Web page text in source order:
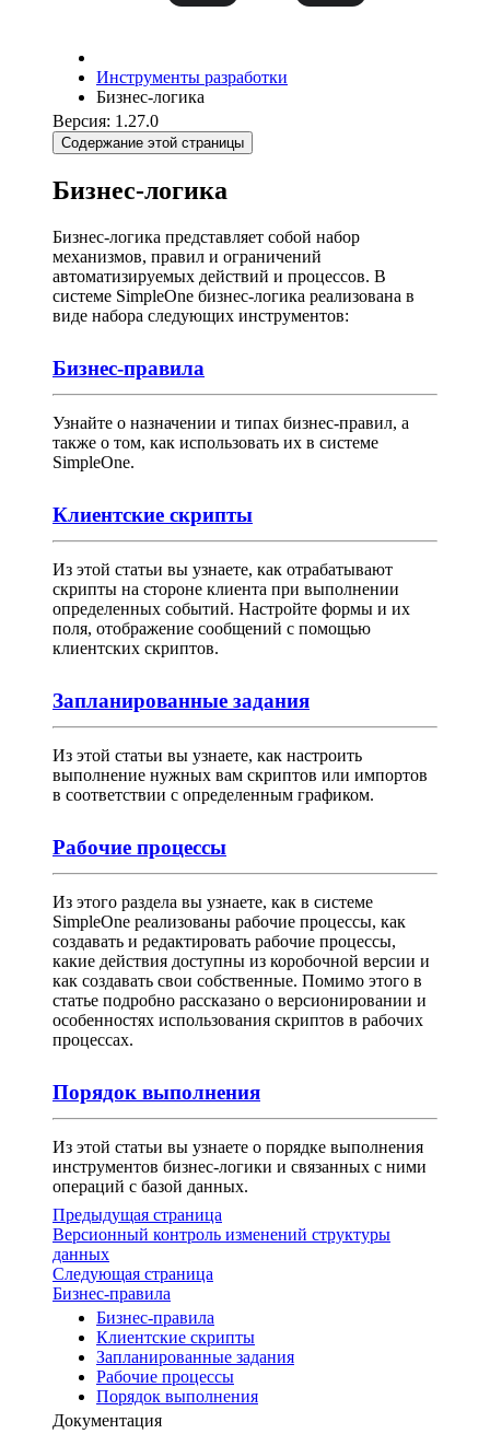
Инструменты разработки
Бизнес-логика
Версия: 1.27.0
Содержание этой страницы
Бизнес-логика
Бизнес-логика представляет собой набор
механизмов, правил и ограничений
автоматизируемых действий и процессов. В
системе SimpleOne бизнес-логика реализована в
виде набора следующих инструментов:
Бизнес-правила
Узнайте о назначении и типах бизнес-правил, а
также о том, как использовать их в системе
SimpleOne.
Клиентские скрипты
Из этой статьи вы узнаете, как отрабатывают
скрипты на стороне клиента при выполнении
определенных событий. Настройте формы и их
поля, отображение сообщений с помощью
клиентских скриптов.
Запланированные задания
Из этой статьи вы узнаете, как настроить
выполнение нужных вам скриптов или импортов
в соответствии с определенным графиком.
Рабочие процессы
Из этого раздела вы узнаете, как в системе
SimpleOne реализованы рабочие процессы, как
создавать и редактировать рабочие процессы,
какие действия доступны из коробочной версии и
как создавать свои собственные. Помимо этого в
статье подробно рассказано о версионировании и
особенностях использования скриптов в рабочих
процессах.
Порядок выполнения
Из этой статьи вы узнаете о порядке выполнения
инструментов бизнес-логики и связанных с ними
операций с базой данных.
Предыдущая страница
Версионный контроль изменений структуры
данных
Следующая страница
Бизнес-правила
Бизнес-правила
Клиентские скрипты
Запланированные задания
Рабочие процессы
Порядок выполнения
Документация